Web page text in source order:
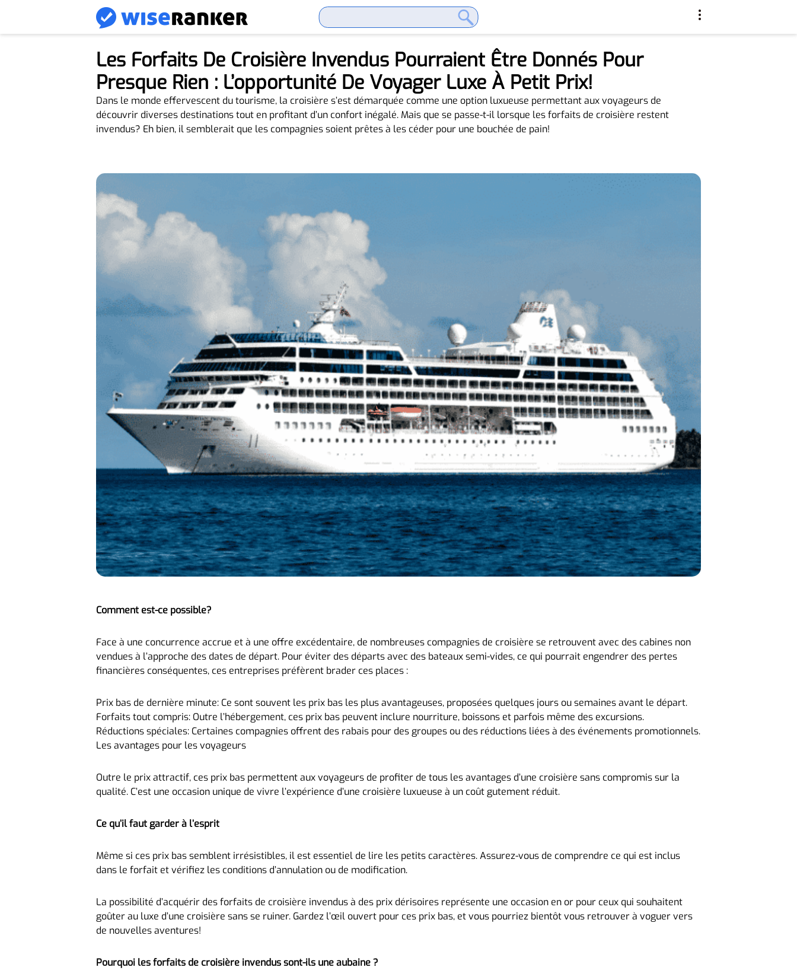
Les Forfaits De Croisière Invendus Pourraient Être Donnés Pour
Presque Rien : L’opportunité De Voyager Luxe À Petit Prix!
Dans le monde effervescent du tourisme, la croisière s’est démarquée comme une option luxueuse permettant aux voyageurs de
découvrir diverses destinations tout en profitant d’un confort inégalé. Mais que se passe-t-il lorsque les forfaits de croisière restent
invendus? Eh bien, il semblerait que les compagnies soient prêtes à les céder pour une bouchée de pain!
Comment est-ce possible?
Face à une concurrence accrue et à une offre excédentaire, de nombreuses compagnies de croisière se retrouvent avec des cabines non
vendues à l’approche des dates de départ. Pour éviter des départs avec des bateaux semi-vides, ce qui pourrait engendrer des pertes
financières conséquentes, ces entreprises préfèrent brader ces places :
Prix bas de dernière minute: Ce sont souvent les prix bas les plus avantageuses, proposées quelques jours ou semaines avant le départ.
Forfaits tout compris: Outre l’hébergement, ces prix bas peuvent inclure nourriture, boissons et parfois même des excursions.
Réductions spéciales: Certaines compagnies offrent des rabais pour des groupes ou des réductions liées à des événements promotionnels.
Les avantages pour les voyageurs
Outre le prix attractif, ces prix bas permettent aux voyageurs de profiter de tous les avantages d’une croisière sans compromis sur la
qualité. C’est une occasion unique de vivre l’expérience d’une croisière luxueuse à un coût gutement réduit.
Ce qu’il faut garder à l’esprit
Même si ces prix bas semblent irrésistibles, il est essentiel de lire les petits caractères. Assurez-vous de comprendre ce qui est inclus
dans le forfait et vérifiez les conditions d’annulation ou de modification.
La possibilité d’acquérir des forfaits de croisière invendus à des prix dérisoires représente une occasion en or pour ceux qui souhaitent
goûter au luxe d’une croisière sans se ruiner. Gardez l’œil ouvert pour ces prix bas, et vous pourriez bientôt vous retrouver à voguer vers
de nouvelles aventures!
Pourquoi les forfaits de croisière invendus sont-ils une aubaine ?